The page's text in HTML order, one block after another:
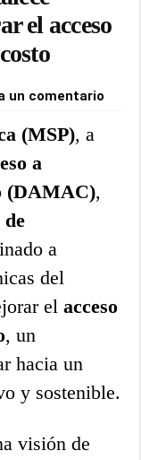
el acceso
un comentario
(MSP), a
a
(DAMAC),
a
del
elacceso
, un
hacia un
y sostenible.
visión de